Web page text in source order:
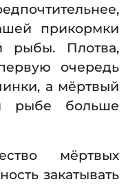
прикормки
рыбы. Плотва,
очередь
а мёртвый
рыбе больше
мёртвых
закатывать